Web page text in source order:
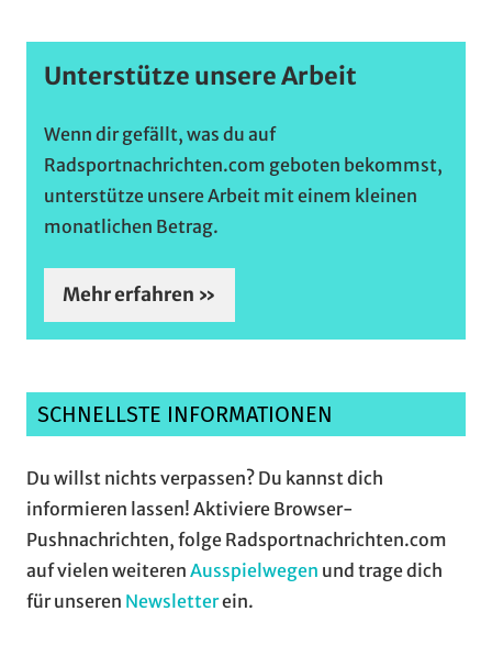
Unterstütze unsere Arbeit
Wenn dir gefällt, was du auf
Radsportnachrichten.com geboten bekommst,
unterstütze unsere Arbeit mit einem kleinen
monatlichen Betrag.
Mehr erfahren »
SCHNELLSTE INFORMATIONEN
Du willst nichts verpassen? Du kannst dich
informieren lassen! Aktiviere Browser-
Pushnachrichten, folge Radsportnachrichten.com
auf vielen weiteren Ausspielwegen und trage dich
für unseren Newsletterein.